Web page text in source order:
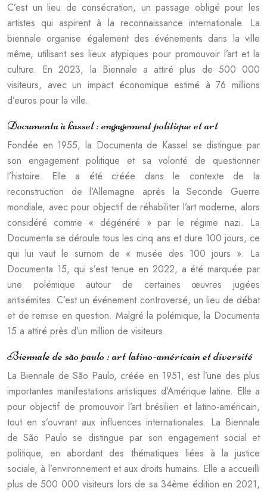
C’est un lieu de consécration, un passage obligé pour les
artistes qui aspirent à la reconnaissance internationale. La
biennale organise également des événements dans la ville
même, utilisant ses lieux atypiques pour promouvoir l’art et la
culture. En 2023, la Biennale a attiré plus de 500 000
visiteurs, avec un impact économique estimé à 76 millions
d’euros pour la ville.
Documenta à kassel : engagement politique et art
Fondée en 1955, la Documenta de Kassel se distingue par
son engagement politique et sa volonté de questionner
l’histoire. Elle a été créée dans le contexte de la
reconstruction de l’Allemagne après la Seconde Guerre
mondiale, avec pour objectif de réhabiliter l’art moderne, alors
considéré comme « dégénéré » par le régime nazi. La
Documenta se déroule tous les cinq ans et dure 100 jours, ce
qui lui vaut le surnom de « musée des 100 jours ». La
Documenta 15, qui s’est tenue en 2022, a été marquée par
une polémique autour de certaines œuvres jugées
antisémites. C’est un événement controversé, un lieu de débat
et de remise en question. Malgré la polémique, la Documenta
15 a attiré près d’un million de visiteurs.
Biennale de são paulo : art latino-américain et diversité
La Biennale de São Paulo, créée en 1951, est l’une des plus
importantes manifestations artistiques d’Amérique latine. Elle a
pour objectif de promouvoir l’art brésilien et latino-américain,
tout en s’ouvrant aux influences internationales. La Biennale
de São Paulo se distingue par son engagement social et
politique, en abordant des thématiques liées à la justice
sociale, à l’environnement et aux droits humains. Elle a accueilli
plus de 500 000 visiteurs lors de sa 34ème édition en 2021,